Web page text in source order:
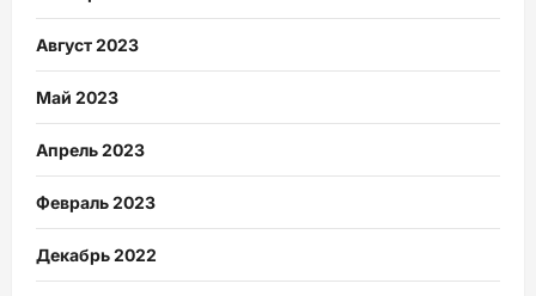
Август 2023
Май 2023
Апрель 2023
Февраль 2023
Декабрь 2022